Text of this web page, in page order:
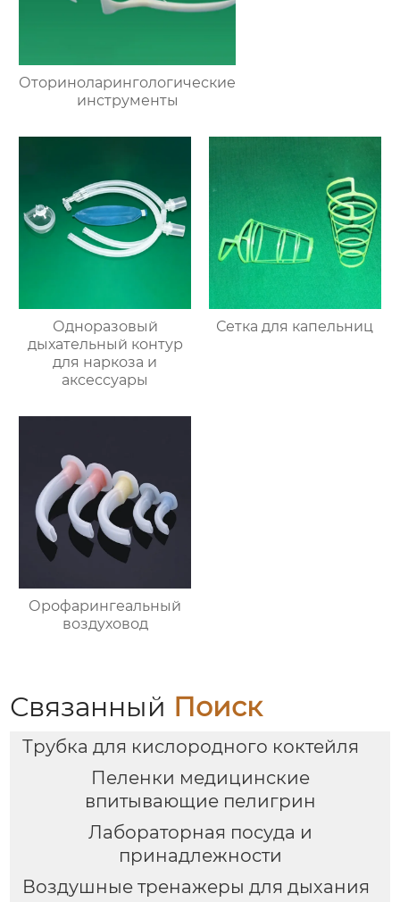
Оториноларингологические
инструменты
Одноразовый
дыхательный контур
для наркоза и
аксессуары
Сетка для капельниц
Орофарингеальный
воздуховод
Связанный Поиск
Трубка для кислородного коктейля
Пеленки медицинские
впитывающие пелигрин
Лабораторная посуда и
принадлежности
Воздушные тренажеры для дыхания